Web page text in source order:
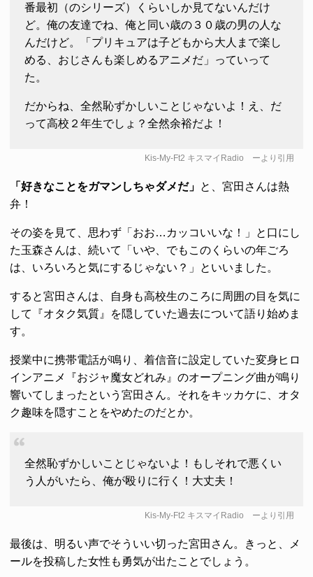
番最初（のシリーズ）くらいしか見てないんだけ
ど。俺の友達でね、俺と同い歳の３０歳の男の人な
んだけど。「プリキュアは子どもから大人まで楽し
める、おじさんも楽しめるアニメだ」っていって
た。
だからね、全然恥ずかしいことじゃないよ！え、だ
って高校２年生でしょ？全然余裕だよ！
Kis-My-Ft2 キスマイRadio ーより引用
「好きなことをガマンしちゃダメだ」 と、宮田さんは熱
弁！
その姿を見て、思わず「おお…カッコいいな！」と口にし
た玉森さんは、続いて「いや、でもこのくらいの年ごろ
は、いろいろと気にするじゃない？」といいました。
すると宮田さんは、自身も高校生のころに周囲の目を気に
して『オタク気質』を隠していた過去について語り始めま
す。
授業中に携帯電話が鳴り、着信音に設定していた変身ヒロ
インアニメ『おジャ魔女どれみ』のオープニング曲が鳴り
響いてしまったという宮田さん。それをキッカケに、オタ
ク趣味を隠すことをやめたのだとか。
全然恥ずかしいことじゃないよ！もしそれで悪くい
う人がいたら、俺が殴りに行く！大丈夫！
Kis-My-Ft2 キスマイRadio ーより引用
最後は、明るい声でそういい切った宮田さん。きっと、メ
ールを投稿した女性も勇気が出たことでしょう。